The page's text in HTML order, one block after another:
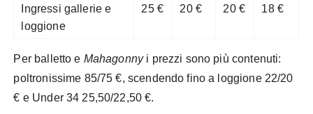
Ingressi gallerie e
loggione
25 € 20 € 20 € 18 €
Per balletto e Mahagonnyi prezzi sono più contenuti:
poltronissime 85/75 €, scendendo fino a loggione 22/20
€ e Under 34 25,50/22,50 €.